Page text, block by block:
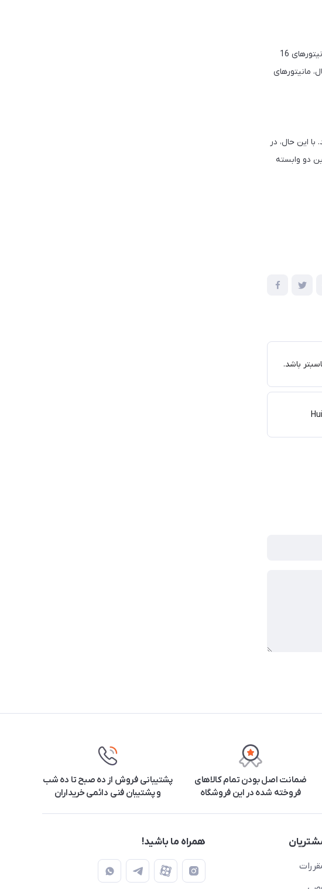
در نهایت، قیمت همواره یک عامل تصمیم‌گیری مهم است. مانیتورهای 13 اینچ معمولاً قیمتی مقرون به صرفه تر نسبت به مانیتورهای 16
مانیتورهای
16 اینچ از مانیتورهای 13 اینچ برتری دارند. با این حال، در
این دو وابسته
باشد.
ضمانت اصل بودن تمام کالاهای
فروخته شده در این فروشگاه
پشتیبانی فروش از ده صبح تا ده شب
و پشتیبان فنی دائمی خریداران
همراه ما باشید!